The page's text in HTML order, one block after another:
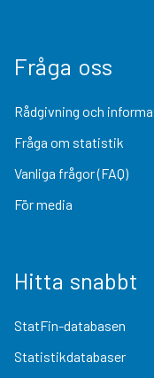
Fråga oss
Rådgivning och
Fråga om statistik
Vanliga frågor (FAQ)
För media
Hitta snabbt
StatFin-databasen
Statistikdatabaser